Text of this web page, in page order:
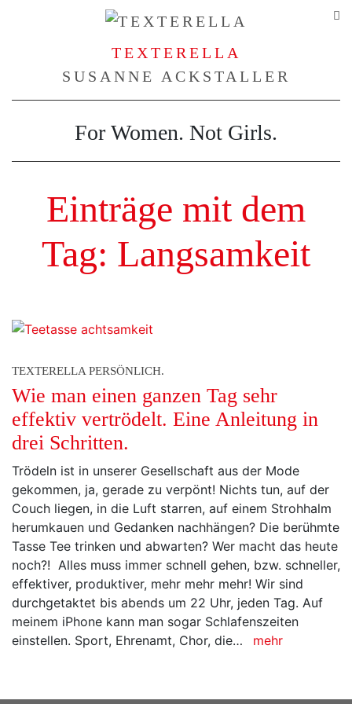
TEXTERELLA
SUSANNE ACKSTALLER
For Women. Not Girls.
Einträge mit dem
Tag: Langsamkeit
TEXTERELLA PERSÖNLICH.
Wie man einen ganzen Tag sehr
effektiv vertrödelt. Eine Anleitung in
drei Schritten.
Trödeln ist in unserer Gesellschaft aus der Mode
gekommen, ja, gerade zu verpönt! Nichts tun, auf der
Couch liegen, in die Luft starren, auf einem Strohhalm
herumkauen und Gedanken nachhängen? Die berühmte
Tasse Tee trinken und abwarten? Wer macht das heute
noch?! Alles muss immer schnell gehen, bzw. schneller,
effektiver, produktiver, mehr mehr mehr! Wir sind
durchgetaktet bis abends um 22 Uhr, jeden Tag. Auf
meinem iPhone kann man sogar Schlafenszeiten
einstellen. Sport, Ehrenamt, Chor, die…
mehr